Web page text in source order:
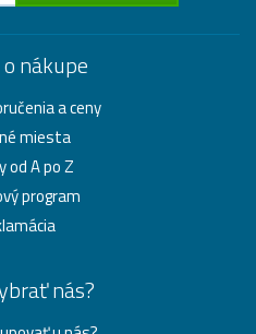
nákupe
a ceny
miesta
od A po Z
program
nás?